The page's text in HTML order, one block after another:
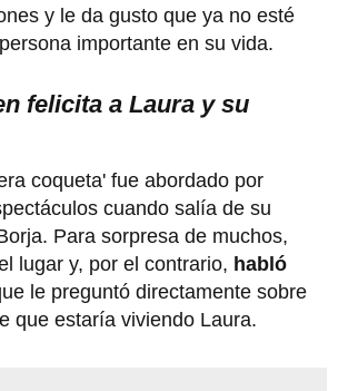
y le da gusto que ya no esté
importante en su vida.
felicita a Laura y su
coqueta' fue abordado por
cuando salía de su
Para sorpresa de muchos,
lugar y, por el contrario, habló
le preguntó directamente sobre
que estaría viviendo Laura.